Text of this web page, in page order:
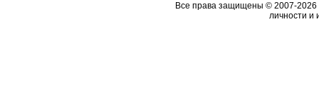
Все права защищены © 2007-2026
личности и